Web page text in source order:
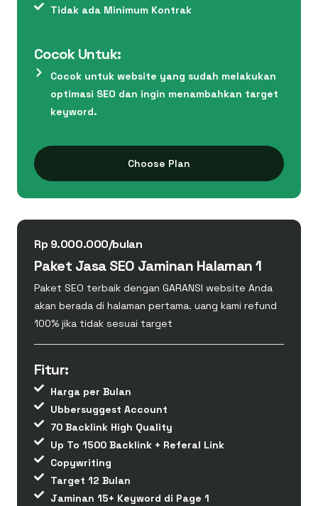
Tidak ada Minimum Kontrak
Cocok Untuk:
Cocok untuk website yang sudah melakukan
optimasi SEO dan ingin menambahkan target
keyword.
Choose Plan
Rp 9.000.000/bulan
Paket Jasa SEO Jaminan Halaman 1
Paket SEO terbaik dengan GARANSI website Anda
akan berada di halaman pertama. uang kami refund
100% jika tidak sesuai target
Fitur:
Harga per Bulan
Ubbersuggest Account
70 Backlink High Quality
Up To 1500 Backlink + Referal Link
Copywriting
Target 12 Bulan
Jaminan 15+ Keyword di Page 1